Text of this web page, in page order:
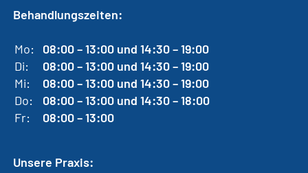
Behandlungszeiten:
Mo:
08:00 – 13:00 und 14:30 – 19:00
Di:
08:00 – 13:00 und 14:30 – 19:00
Mi:
08:00 – 13:00 und 14:30 – 19:00
Do:
08:00 – 13:00 und 14:30 – 18:00
Fr:
08:00 – 13:00
Unsere Praxis: